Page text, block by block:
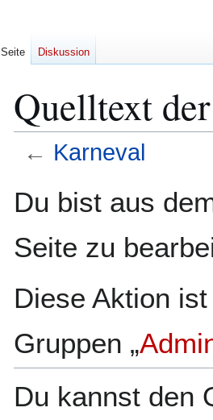
Quelltext
← Karneval
Navigation
Suche
Du bist aus
Seite zu
Diese Aktion
Gruppen „
Du kannst den
Seite Diskussion